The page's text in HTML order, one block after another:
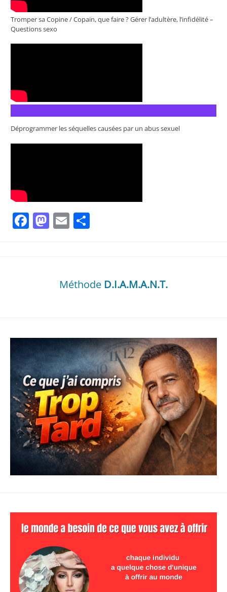
Tromper sa Copine / Copain, que faire ? Gérer l’adultère, l’infidélité –
Questions sexo
Déprogrammer les séquelles causées par un abus sexuel
Facebook
Mastodon
Email
Méthode D.I.A.M.A.N.T.